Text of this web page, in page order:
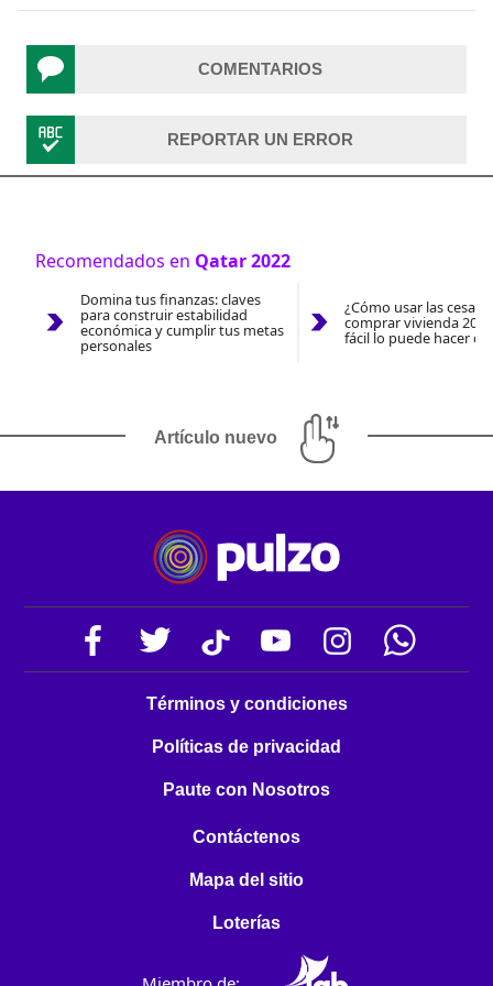
COMENTARIOS
REPORTAR UN ERROR
Recomendados en Qatar 2022
Domina tus finanzas: claves
para construir estabilidad
económica y cumplir tus metas
personales
¿Cómo usar las
comprar vivienda
fácil lo puede hacer
Artículo nuevo
Términos y condiciones
Políticas de privacidad
Paute con Nosotros
Contáctenos
Mapa del sitio
Loterías